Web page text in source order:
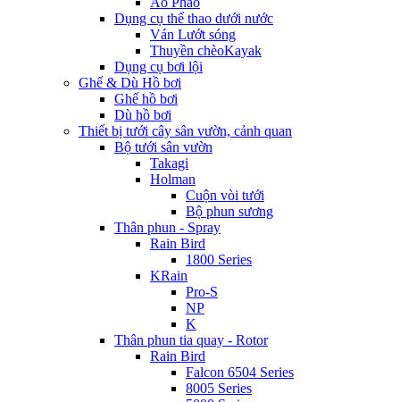
Dụng cụ thể thao dưới nước
Ván Lướt sóng
Thuyền chèoKayak
Dụng cụ bơi lội
Ghế & Dù Hồ bơi
Ghế hồ bơi
Dù hồ bơi
Thiết bị tưới cây sân vườn, cảnh quan
Bộ tưới sân vườn
Takagi
Holman
Cuộn vòi tưới
Bộ phun sương
Thân phun - Spray
Rain Bird
1800 Series
KRain
Pro-S
NP
K
Thân phun tia quay - Rotor
Rain Bird
Falcon 6504 Series
8005 Series